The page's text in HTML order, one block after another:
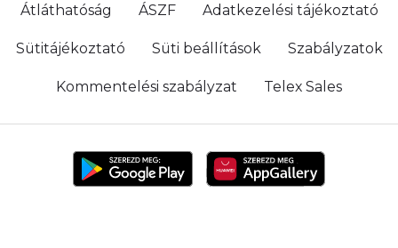
Átláthatóság ÁSZF Adatkezelési tájékoztató
Sütitájékoztató Süti beállítások Szabályzatok
Kommentelési szabályzat Telex Sales